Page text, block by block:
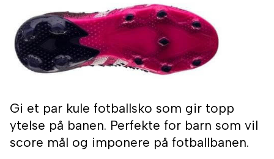
Gi et par kule fotballsko som gir topp
ytelse på banen. Perfekte for barn som vil
score mål og imponere på fotballbanen.